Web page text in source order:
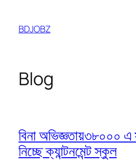
content
BDJOBZ
Blog
বিনা অভিজ্ঞতায়৩৮০০০ এ
নিচ্ছে ক্যান্টনমেন্ট স্কুল